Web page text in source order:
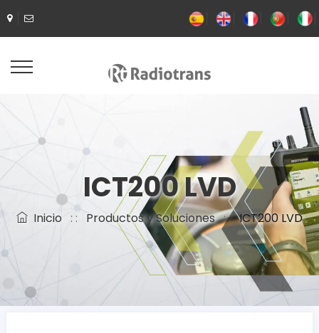
ICT200 LVD
Inicio : : Productos y Soluciones: :ICT200 LVD